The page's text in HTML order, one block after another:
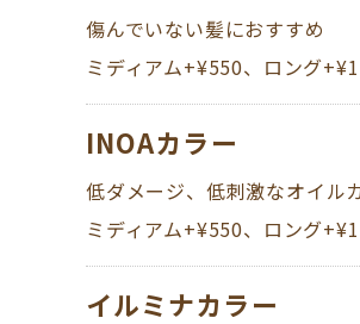
傷んでいない髪におすすめ
ミディアム+¥550、ロング
INOAカラー
低ダメージ、低刺激なオイル
ミディアム+¥550、ロング
イルミナカラー